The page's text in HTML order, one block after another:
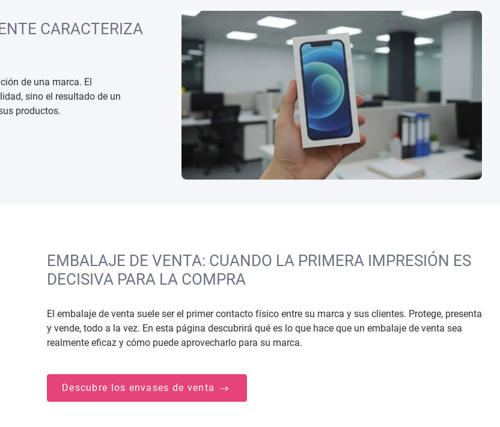
CARACTERIZA
de una marca. El
sino el resultado de un
productos.
EMBALAJE DE VENTA: CUANDO LA PRIMERA IMPRESIÓN ES
DECISIVA PARA LA COMPRA
El embalaje de venta suele ser el primer contacto físico entre su marca y sus clientes. Protege, presenta
y vende, todo a la vez. En esta página descubrirá qué es lo que hace que un embalaje de venta sea
realmente eficaz y cómo puede aprovecharlo para su marca.
Descubre los envases de venta